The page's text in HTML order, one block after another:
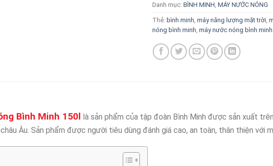
Danh mục: BÌNH MINH MÁY NƯỚC NÓNG
Thẻ: bình minh máy năng lượng mặt trời
nóng bình minh máy nước nóng bình minh
Bình Minh 150l là sản phẩm của tập đoàn Bình Minh được sản xuất
Âu. Sản phẩm được người tiêu dùng đánh giá cao, an toàn, thân thiện với